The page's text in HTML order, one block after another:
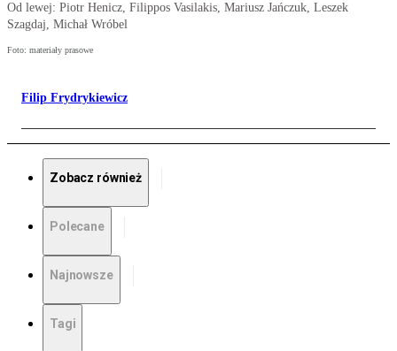
Od lewej: Piotr Henicz, Filippos Vasilakis, Mariusz Jańczuk, Leszek
Szagdaj, Michał Wróbel
Foto: materiały prasowe
Filip Frydrykiewicz
Zobacz również
Polecane
Najnowsze
Tagi